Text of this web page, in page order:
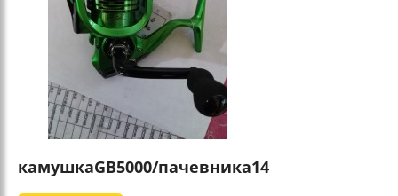
камушкаGВ5000/пачевника14